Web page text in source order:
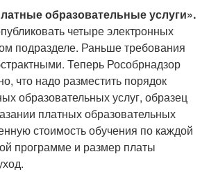
образовательные услуги».
четыре электронных
подразделе. Раньше требования
Теперь Рособрнадзор
что надо разместить порядок
образовательных услуг, образец
платных образовательных
стоимость обучения по каждой
программе и размер платы